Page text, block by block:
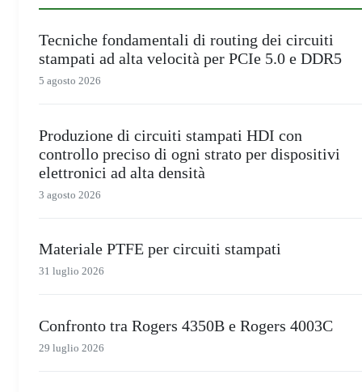
Tecniche fondamentali di routing dei circuiti
stampati ad alta velocità per PCIe 5.0 e DDR5
5 agosto 2026
Produzione di circuiti stampati HDI con
controllo preciso di ogni strato per dispositivi
elettronici ad alta densità
3 agosto 2026
Materiale PTFE per circuiti stampati
31 luglio 2026
Confronto tra Rogers 4350B e Rogers 4003C
29 luglio 2026